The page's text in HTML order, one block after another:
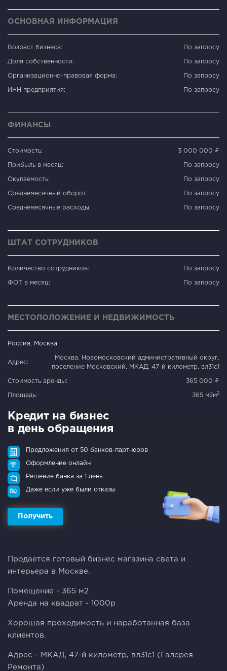
ОСНОВНАЯ ИНФОРМАЦИЯ
Возраст бизнеса: По запросу
Доля собственности: По запросу
Организационно-правовая форма: По запросу
ИНН предприятия: По запросу
ФИНАНСЫ
Стоимость: 3 000 000 ₽
Прибыль в месяц: По запросу
Окупаемость: По запросу
Среднемесячный оборот: По запросу
Среднемесячные расходы: По запросу
ШТАТ СОТРУДНИКОВ
Количество сотрудников: По запросу
ФОТ в месяц: По запросу
МЕСТОПОЛОЖЕНИЕ И НЕДВИЖИМОСТЬ
Россия, Москва
Адрес:
Москва, Новомосковский административный округ,
поселение Московский, МКАД, 47-й километр, вл31с1
Стоимость аренды: 365 000 ₽
Площадь: 365 м2м2
Кредит на бизнес
в день обращения
Предложения от 50 банков-партнеров
Оформление онлайн
Решение банка за 1 день
Даже если уже были отказы
Получить
Продается готовый бизнес магазина света и
интерьера в Москве.
Помещение - 365 м2
Аренда на квадрат - 1000р
Хорошая проходимость и наработанная база
клиентов.
Адрес - МКАД, 47-й километр, вл31с1 (Галерея
Ремонта)